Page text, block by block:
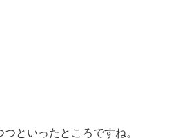
といったところですね。